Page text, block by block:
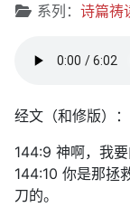
文章信息
系列： 诗篇祷
经文（和修版）：
144:9 神啊，我
144:10 你是那拯
刀的。